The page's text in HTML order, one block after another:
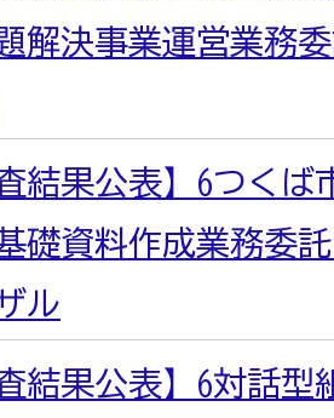
解決事業運営業務
査結果公表】6つく
礎資料作成業務委
ル
査結果公表】6対話